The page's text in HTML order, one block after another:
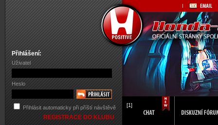
Přihlášení:
Uživatel
Heslo
Přihlásit automaticky při příští návštěvě
REGISTRACE DO KLUBU
[1]